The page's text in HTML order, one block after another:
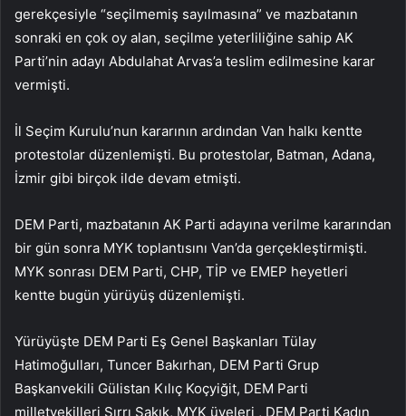
gerekçesiyle “seçilmemiş sayılmasına” ve mazbatanın
sonraki en çok oy alan, seçilme yeterliliğine sahip AK
Parti’nin adayı Abdulahat Arvas’a teslim edilmesine karar
vermişti.
İl Seçim Kurulu’nun kararının ardından Van halkı kentte
protestolar düzenlemişti. Bu protestolar, Batman, Adana,
İzmir gibi birçok ilde devam etmişti.
DEM Parti, mazbatanın AK Parti adayına verilme kararından
bir gün sonra MYK toplantısını Van’da gerçekleştirmişti.
MYK sonrası DEM Parti, CHP, TİP ve EMEP heyetleri
kentte bugün yürüyüş düzenlemişti.
Yürüyüşte DEM Parti Eş Genel Başkanları Tülay
Hatimoğulları, Tuncer Bakırhan, DEM Parti Grup
Başkanvekili Gülistan Kılıç Koçyiğit, DEM Parti
milletvekilleri Sırrı Sakık, MYK üyeleri , DEM Parti Kadın